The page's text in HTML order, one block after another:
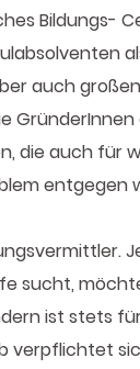
Bildungs-
auch
die auch
entgegen
sucht,
ist stets
verpflichtet